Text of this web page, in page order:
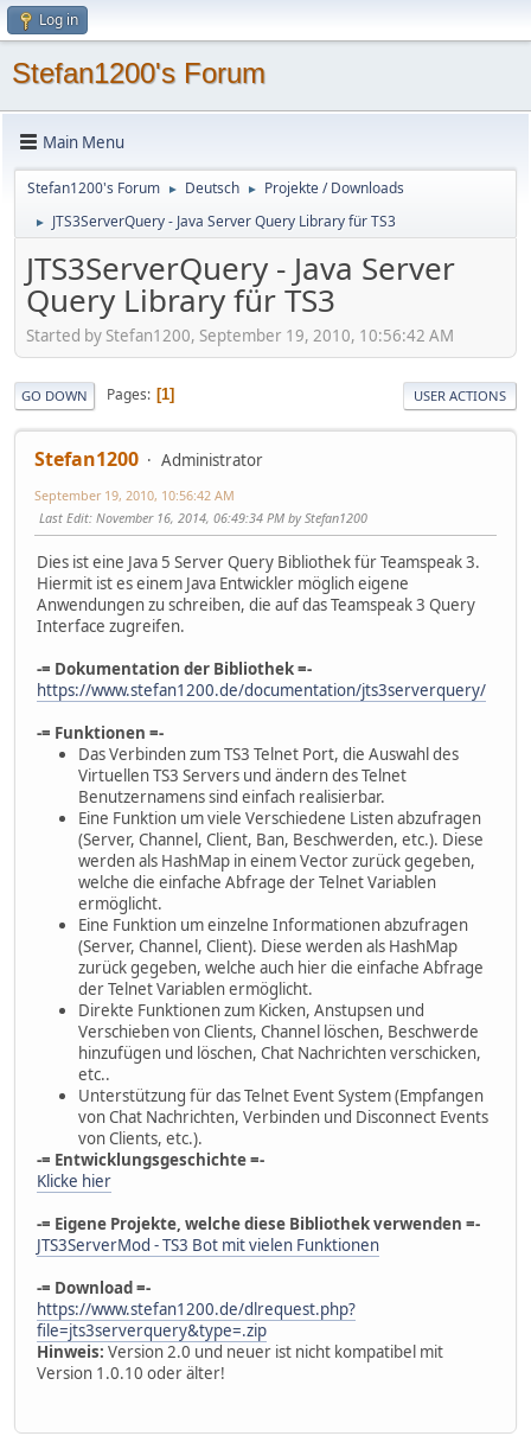
Log in
Stefan1200's Forum
Main Menu
Stefan1200's Forum ► Deutsch ► Projekte / Downloads
► JTS3ServerQuery - Java Server Query Library für TS3
JTS3ServerQuery - Java Server
Query Library für TS3
Started by Stefan1200, September 19, 2010, 10:56:42 AM
GO DOWN Pages 1 USER ACTIONS
Stefan1200 Administrator
September 19, 2010, 10:56:42 AM
Last Edit: November 16, 2014, 06:49:34 PM by Stefan1200
Dies ist eine Java 5 Server Query Bibliothek für Teamspeak 3.
Hiermit ist es einem Java Entwickler möglich eigene
Anwendungen zu schreiben, die auf das Teamspeak 3 Query
Interface zugreifen.
-= Dokumentation der Bibliothek =-
https://www.stefan1200.de/documentation/jts3serverquery/
-= Funktionen =-
Das Verbinden zum TS3 Telnet Port, die Auswahl des
Virtuellen TS3 Servers und ändern des Telnet
Benutzernamens sind einfach realisierbar.
Eine Funktion um viele Verschiedene Listen abzufragen
(Server, Channel, Client, Ban, Beschwerden, etc.). Diese
werden als HashMap in einem Vector zurück gegeben,
welche die einfache Abfrage der Telnet Variablen
ermöglicht.
Eine Funktion um einzelne Informationen abzufragen
(Server, Channel, Client). Diese werden als HashMap
zurück gegeben, welche auch hier die einfache Abfrage
der Telnet Variablen ermöglicht.
Direkte Funktionen zum Kicken, Anstupsen und
Verschieben von Clients, Channel löschen, Beschwerde
hinzufügen und löschen, Chat Nachrichten verschicken,
etc..
Unterstützung für das Telnet Event System (Empfangen
von Chat Nachrichten, Verbinden und Disconnect Events
von Clients, etc.).
-= Entwicklungsgeschichte =-
Klicke hier
-= Eigene Projekte, welche diese Bibliothek verwenden =-
JTS3ServerMod - TS3 Bot mit vielen Funktionen
-= Download =-
https://www.stefan1200.de/dlrequest.php?
file=jts3serverquery&type=.zip
Hinweis: Version 2.0 und neuer ist nicht kompatibel mit
Version 1.0.10 oder älter!